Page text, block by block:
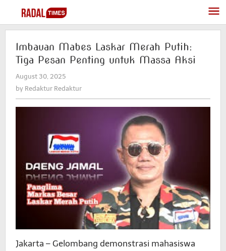
content
Imbauan Mabes Laskar Merah Putih:
Tiga Pesan Penting untuk Massa Aksi
August 30, 2025
Redaktur
by Redaktur Redaktur
Jakarta – Gelombang demonstrasi mahasiswa